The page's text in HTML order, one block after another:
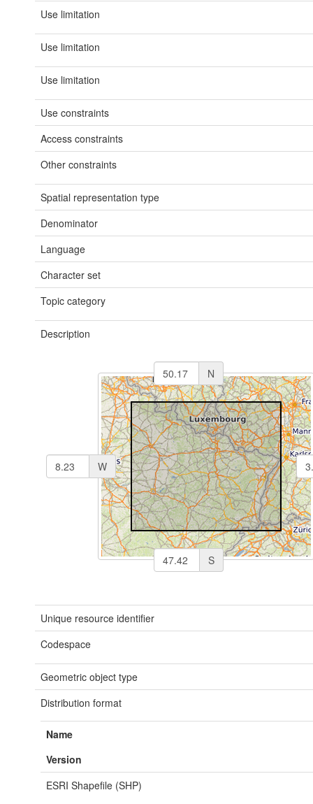
Use limitation
Use limitation
Use limitation
Use constraints
Access constraints
Other constraints
Spatial representation type
Denominator
Language
Character set
Topic category
Description
N
S
W
Unique resource identifier
Codespace
Geometric object type
Distribution format
Name
Version
ESRI Shapefile (SHP)